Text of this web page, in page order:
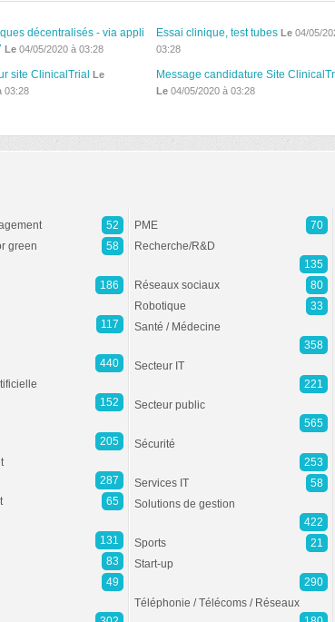
décentralisés - via appli
Le04/05/2020 à 03:28
Essai clinique, test tubes Le 04/05/
03:28
site ClinicalTrial Le
03:28
Message candidature Site
Le 04/05/2020 à 03:28
52
green
58
186
117
440
152
205
287
65
131
83
49
PME
70
Recherche/R&D
135
Réseaux sociaux
80
Robotique
33
Santé / Médecine
358
Secteur IT
221
Secteur public
565
Sécurité
253
Services IT
58
Solutions de gestion
422
Sports
21
Start-up
290
Téléphonie / Télécoms / Réseaux